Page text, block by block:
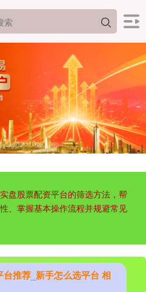
盘股票配资平台的筛选方法，帮
、掌握基本操作流程并规避常见
推荐_新手怎么选平台 相